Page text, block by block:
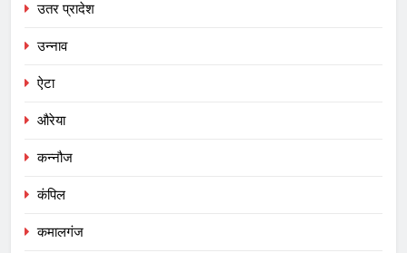
उतर प्रादेश
उन्नाव
ऐटा
औरेया
कन्नौज
कंपिल
कमालगंज